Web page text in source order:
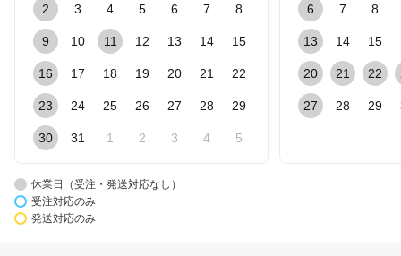
2 3 4 5 6 7 8
9 10 11 12 13 14 15
16 17 18 19 20 21 22
23 24 25 26 27 28 29
30 31 1 2 3 4 5
6 7 8
13 14 15
20 21 22
27 28 29
休業日（受注・発送対応なし）
受注対応のみ
発送対応のみ